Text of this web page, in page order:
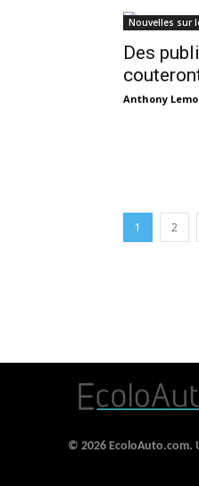
Nouvelles sur
Des
Anthony
1 2
© 2026 EcoloAuto.com.